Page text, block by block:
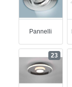
Pannelli
23